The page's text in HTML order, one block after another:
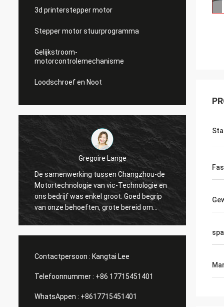
3d printerstepper motor
Stepper motor stuurprogramma
Gelijkstroom-
motorcontrolemechanisme
Loodschroef en Noot
Gregoire Lange
De samenwerking tussen Changzhou-de
Motortechnologie van vic-Technologie en
ons bedrijf was enkel groot. Goed begrip
van onze behoeften, grote bereid om
onze problemen op te lossen. Ik adviseer!
Contactpersoon : Kangtai Lee
Telefoonnummer : +86 17715451401
WhatsAppen : +8617715451401